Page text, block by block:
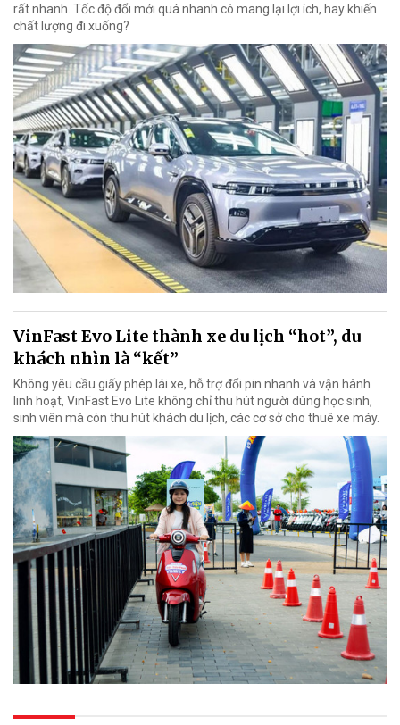
rất nhanh. Tốc độ đổi mới quá nhanh có mang lại lợi ích, hay khiến
chất lượng đi xuống?
VinFast Evo Lite thành xe du lịch “hot”, du
khách nhìn là “kết”
Không yêu cầu giấy phép lái xe, hỗ trợ đổi pin nhanh và vận hành
linh hoạt, VinFast Evo Lite không chỉ thu hút người dùng học sinh,
sinh viên mà còn thu hút khách du lịch, các cơ sở cho thuê xe máy.